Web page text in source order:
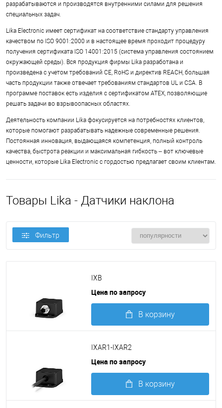
разрабатываются и производятся внутренними силами для решения
специальных задач.
Lika Electronic имеет сертификат на соответствие стандарту управления
качеством по ISO 9001:2000 и в настоящее время проходит процедуру
получения сертификата ISO 14001:2015 (система управления состоянием
окружающей среды). Вся продукция фирмы Lika разработана и
произведена с учетом требований CE, RoHS и директив REACH, большая
часть продукции также отвечает требованиям стандартов UL и CSA. В
программе поставок есть изделия с сертификатом ATEX, позволяющие
решать задачи во взрывоопасных областях.
Деятельность компании Lika фокусируется на потребностях клиентов,
которые помогают разрабатывать надежные современные решения.
Постоянная инновация, выдающаяся компетенция, полный контроль
качества, быстрота реакции и максимальная гибкость – вот ключевые
ценности, которые Lika Electronic с гордостью предлагает своим клиентам.
Товары Lika - Датчики наклона
Фильтр
IXB
Цена по запросу
В корзину
IXAR1-IXAR2
Цена по запросу
В корзину